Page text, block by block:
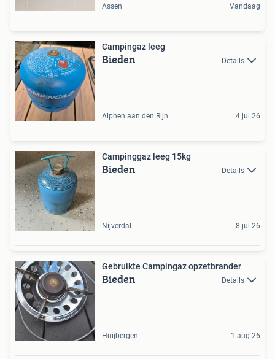
Assen Vandaag
Campingaz leeg
Bieden Details
Alphen aan den Rijn 4 jul 26
Campinggaz leeg 15kg
Bieden Details
Nijverdal 8 jul 26
Gebruikte Campingaz opzetbrander
Bieden Details
Huijbergen 1 aug 26